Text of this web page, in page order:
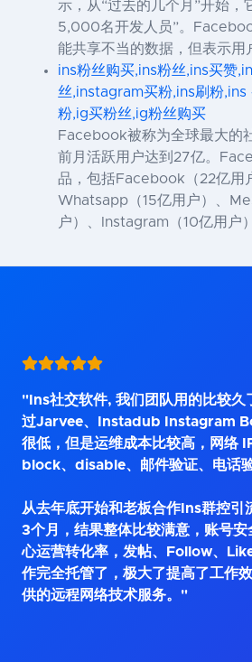
示，从“过去的几个月”开始，
5,000名开发人员”。
能共享不当的数据，但表示用
ins粉丝购买,ins粉丝,ins买赞
丝,instagram买粉,ins刷粉,ins
粉,ig买粉丝,ig粉丝购买
Facebook被称为全球最大的
前月活跃用户达到27亿。
品，包括Facebook（22亿用
Whatsapp（15亿用户）、
户）、Instagram（10亿用户）
"Ins社交软件, 我们团队用的比较久
过Jarvee、Instadub Instagram
很低，但是运维成本比较高，网络
block、disable、邮件验证、电话
从去年底开始和老板合作Ins群控引
3个月，结果整体比较满意，账号
心运营转化率，发帖、Follow、
作完全托管了，极大了提高了工作
供的远程网络技术服务。"